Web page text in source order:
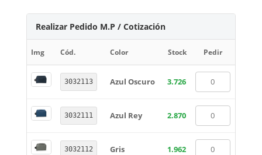
Realizar Pedido M.P / Cotización
Img Cód. Color Stock Pedir
3032113 Azul Oscuro 3.726
3032111 Azul Rey 2.870
3032112 Gris 1.962